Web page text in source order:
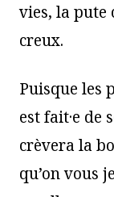
vies, la pute
creux.
Puisque les
est fait·e de
crèvera la
qu’on vous